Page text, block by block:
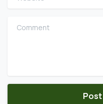
Comment